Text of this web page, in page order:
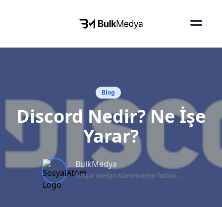
Blog
Discord Nedir? Ne İşe
Yarar?
BulkMedya
Sosyal medya hizmetinden fazlası...